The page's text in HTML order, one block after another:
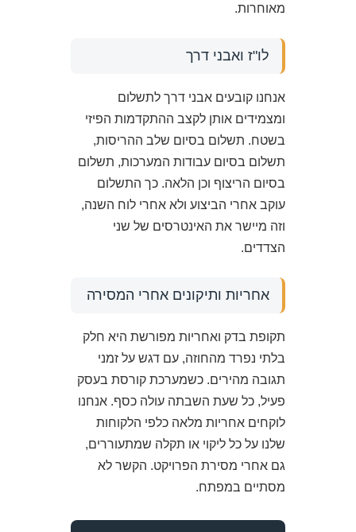
מאוחרות.
לו"ז ואבני דרך
אנחנו קובעים אבני דרך לתשלום
ומצמידים אותן לקצב ההתקדמות הפיזי
בשטח. תשלום בסיום שלב ההריסות,
תשלום בסיום עבודות המערכות, תשלום
בסיום הריצוף וכן הלאה. כך התשלום
עוקב אחרי הביצוע ולא אחרי לוח השנה,
וזה מיישר את האינטרסים של שני
הצדדים.
אחריות ותיקונים אחרי המסירה
תקופת בדק ואחריות מפורשת היא חלק
בלתי נפרד מהחוזה, עם דגש על זמני
תגובה מהירים. כשמערכת קורסת בעסק
פעיל, כל שעת השבתה עולה כסף. אנחנו
לוקחים אחריות מלאה כלפי הלקוחות
שלנו על כל ליקוי או תקלה שמתעוררים,
גם אחרי מסירת הפרויקט. הקשר לא
מסתיים במפתח.